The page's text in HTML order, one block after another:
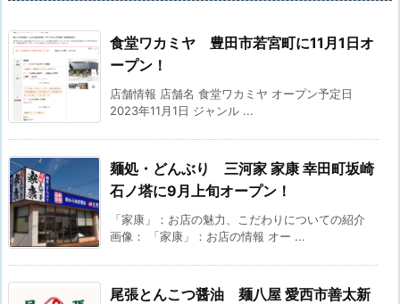
食堂ワカミヤ 豊田市若宮町に11月1日オ
ープン！
店舗情報 店舗名 食堂ワカミヤ オープン予定日
2023年11月1日 ジャンル ...
麺処・どんぶり 三河家 家康 幸田町坂崎
石ノ塔に9月上旬オープン！
「家康」：お店の魅力、こだわりについての紹介
画像： 「家康」：お店の情報 オー ...
尾張とんこつ醤油 麺八屋 愛西市善太新